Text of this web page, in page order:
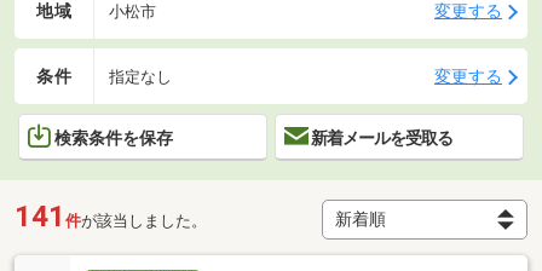
地域 小松市 変更する
条件 指定なし 変更する
検索条件を保存 新着メールを受取る
141 件が該当しました。